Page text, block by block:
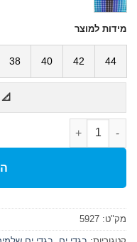
מידות למוצר
44
42
40
38
כמות של בגד ים נשים STRIPE SWIMSUIT LACE BACK
מק"ט: 5927